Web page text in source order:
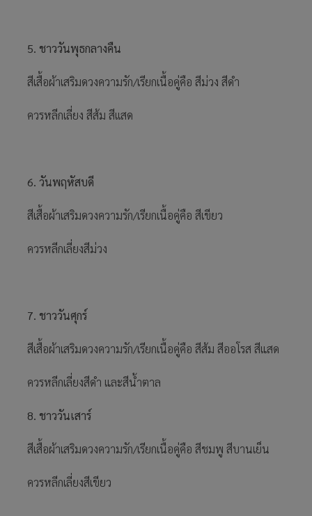
5. ชาววันพุธกลางคืน
สีเสื้อผ้าเสริมดวงความรัก/เรียกเนื้อคู่คือ สีม่วง สีดำ
ควรหลีกเลี่ยง สีส้ม สีเเสด
6. วันพฤหัสบดี
สีเสื้อผ้าเสริมดวงความรัก/เรียกเนื้อคู่คือ สีเขียว
ควรหลีกเลี่ยงสีม่วง
7. ชาววันศุกร์
สีเสื้อผ้าเสริมดวงความรัก/เรียกเนื้อคู่คือ สีส้ม สีออโรส สีแสด
ควรหลีกเลี่ยงสีดำ และสีน้ำตาล
8. ชาววันเสาร์
สีเสื้อผ้าเสริมดวงความรัก/เรียกเนื้อคู่คือ สีชมพู สีบานเย็น
ควรหลีกเลี่ยงสีเขียว